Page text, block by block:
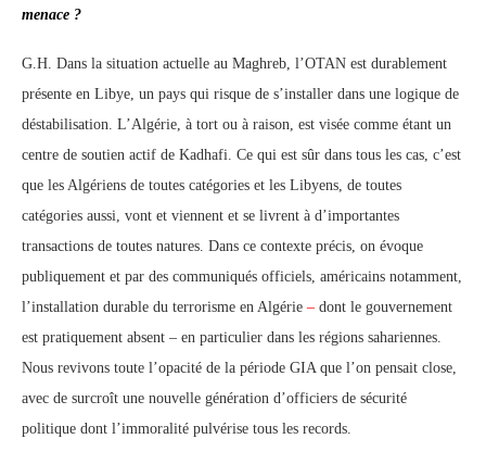
menace ?
G.H. Dans la situation actuelle au Maghreb, l’OTAN est durablement
présente en Libye, un pays qui risque de s’installer dans une logique de
déstabilisation. L’Algérie, à tort ou à raison, est visée comme étant un
centre de soutien actif de Kadhafi. Ce qui est sûr dans tous les cas, c’est
que les Algériens de toutes catégories et les Libyens, de toutes
catégories aussi, vont et viennent et se livrent à d’importantes
transactions de toutes natures. Dans ce contexte précis, on évoque
publiquement et par des communiqués officiels, américains notamment,
l’installation durable du terrorisme en Algérie – dont le gouvernement
est pratiquement absent – en particulier dans les régions sahariennes.
Nous revivons toute l’opacité de la période GIA que l’on pensait close,
avec de surcroît une nouvelle génération d’officiers de sécurité
politique dont l’immoralité pulvérise tous les records.